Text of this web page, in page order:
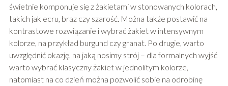
świetnie komponuje się z żakietami w stonowanych kolorach,
takich jak ecru, brąz czy szarość. Można także postawić na
kontrastowe rozwiązanie i wybrać żakiet w intensywnym
kolorze, na przykład burgund czy granat. Po drugie, warto
uwzględnić okazję, na jaką nosimy strój – dla formalnych wyjść
warto wybrać klasyczny żakiet w jednolitym kolorze,
natomiast na co dzień można pozwolić sobie na odrobinę